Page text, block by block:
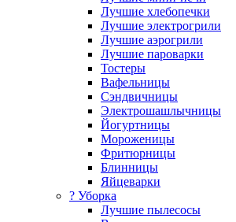
Лучшие хлебопечки
Лучшие электрогрили
Лучшие аэрогрили
Лучшие пароварки
Тостеры
Вафельницы
Сэндвичницы
Электрошашлычницы
Йогуртницы
Мороженицы
Фритюрницы
Блинницы
Яйцеварки
? Уборка
Лучшие пылесосы